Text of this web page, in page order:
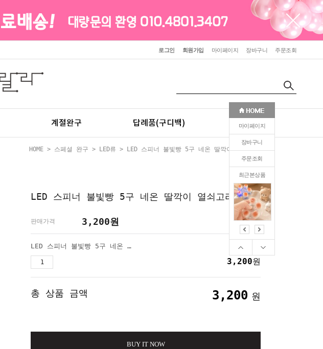
마이페이지
장바구니
주문조회
최근본상품
로그인 회원가입 마이페이지 장바구니 주문조회
계절완구 답례품(구디백) 판촉(인쇄)
HOME > 스페셜 완구 > LED류 > LED 스피너 불빛빵 5구 네온 딸깍이 열쇠고리
0
LED 스피너 불빛빵 5구 네온 딸깍이 열쇠고리
판매가격 3,200원
LED 스피너 불빛빵 5구 네온 딸깍이 열쇠고리
3,200원
총 상품 금액 3,200 원
BUY IT NOW